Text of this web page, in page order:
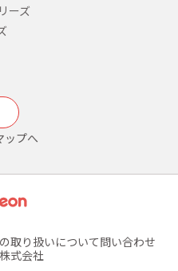
ーズ
ップへ
取り扱いについて問い合わせ
式会社